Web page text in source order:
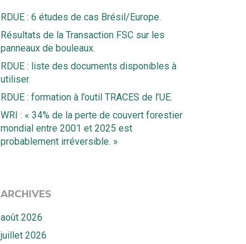
RDUE : 6 études de cas Brésil/Europe.
Résultats de la Transaction FSC sur les
panneaux de bouleaux.
RDUE : liste des documents disponibles à
utiliser.
RDUE : formation à l’outil TRACES de l’UE.
WRI : « 34% de la perte de couvert forestier
mondial entre 2001 et 2025 est
probablement irréversible. »
ARCHIVES
août 2026
juillet 2026